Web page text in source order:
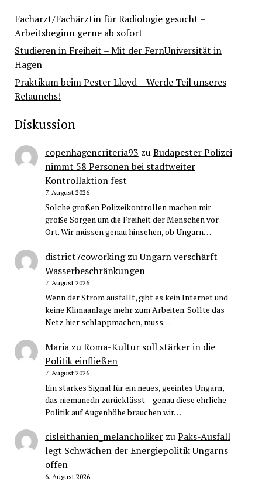
Facharzt/Fachärztin für Radiologie gesucht –
Arbeitsbeginn gerne ab sofort
Studieren in Freiheit – Mit der FernUniversität in
Hagen
Praktikum beim Pester Lloyd – Werde Teil unseres
Relaunchs!
Diskussion
copenhagencriteria93 zuBudapester Polizei
nimmt 58 Personen bei stadtweiter
Kontrollaktion fest
7. August 2026
Solche großen Polizeikontrollen machen mir
große Sorgen um die Freiheit der Menschen vor
Ort. Wir müssen genau hinsehen, ob Ungarn…
district7coworkingzuUngarn verschärft
Wasserbeschränkungen
7. August 2026
Wenn der Strom ausfällt, gibt es kein Internet und
keine Klimaanlage mehr zum Arbeiten. Sollte das
Netz hier schlappmachen, muss…
MariazuRoma-Kultur soll stärker in die
Politik einfließen
7. August 2026
Ein starkes Signal für ein neues, geeintes Ungarn,
das niemanedn zurücklässt – genau diese ehrliche
Politik auf Augenhöhe brauchen wir…
cisleithanien_melancholikerzuPaks-Ausfall
legt Schwächen der Energiepolitik Ungarns
offen
6. August 2026